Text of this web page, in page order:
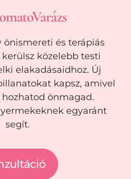
önismereti és terápiás
közelebb testi
elakadásaidhoz. Új
kapsz, amivel
önmagad.
egyaránt
segít.